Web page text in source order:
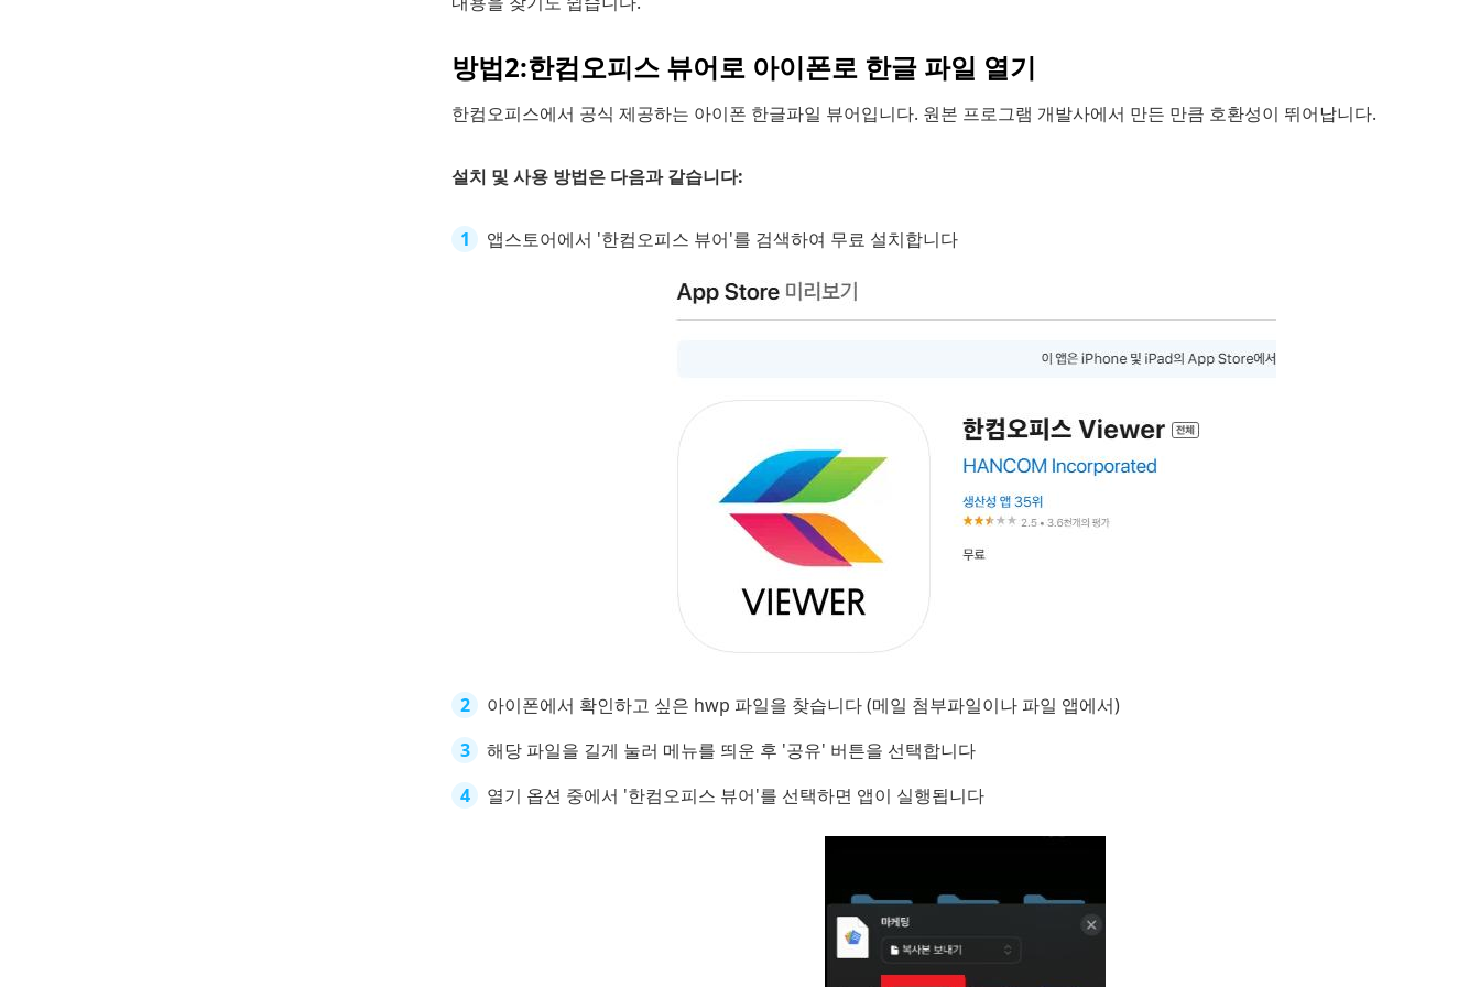
방법2:한컴오피스 뷰어로 아이폰로 한글 파일 열기
한컴오피스에서 공식 제공하는 아이폰 한글파일 뷰어입니다. 원본 프로그램 개발사에서 만든 만큼 호환성이 뛰어납니다.
설치 및 사용 방법은 다음과 같습니다:
앱스토어에서 '한컴오피스 뷰어'를 검색하여 무료 설치합니다
아이폰에서 확인하고 싶은 hwp 파일을 찾습니다 (메일 첨부파일이나 파일 앱에서)
해당 파일을 길게 눌러 메뉴를 띄운 후 '공유' 버튼을 선택합니다
열기 옵션 중에서 '한컴오피스 뷰어'를 선택하면 앱이 실행됩니다